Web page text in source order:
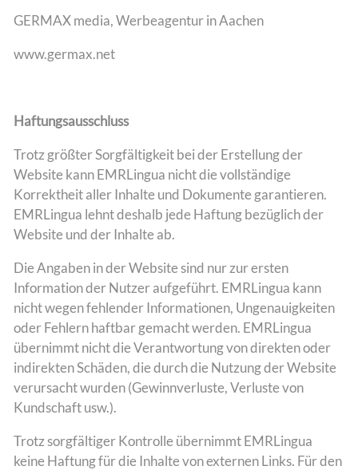
GERMAX media, Werbeagentur in Aachen
www.germax.net
Haftungsausschluss
Trotz größter Sorgfältigkeit bei der Erstellung der
Website kann EMRLingua nicht die vollständige
Korrektheit aller Inhalte und Dokumente garantieren.
EMRLingua lehnt deshalb jede Haftung bezüglich der
Website und der Inhalte ab.
Die Angaben in der Website sind nur zur ersten
Information der Nutzer aufgeführt. EMRLingua kann
nicht wegen fehlender Informationen, Ungenauigkeiten
oder Fehlern haftbar gemacht werden. EMRLingua
übernimmt nicht die Verantwortung von direkten oder
indirekten Schäden, die durch die Nutzung der Website
verursacht wurden (Gewinnverluste, Verluste von
Kundschaft usw.).
Trotz sorgfältiger Kontrolle übernimmt EMRLingua
keine Haftung für die Inhalte von externen Links. Für den